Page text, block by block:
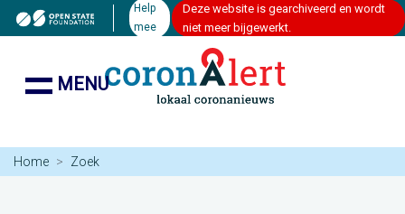
Help
mee
Deze website is gearchiveerd en wordt
niet meer bijgewerkt.
MENU
Home Zoek